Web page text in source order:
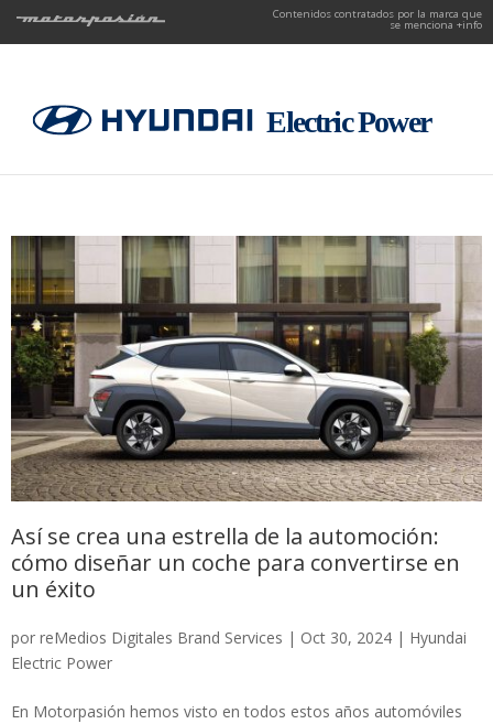
Contenidos contratados por la marca que
se menciona +info
Así se crea una estrella de la automoción:
cómo diseñar un coche para convertirse en
un éxito
por reMedios Digitales Brand Services | Oct 30, 2024 | Hyundai
Electric Power
En Motorpasión hemos visto en todos estos años automóviles